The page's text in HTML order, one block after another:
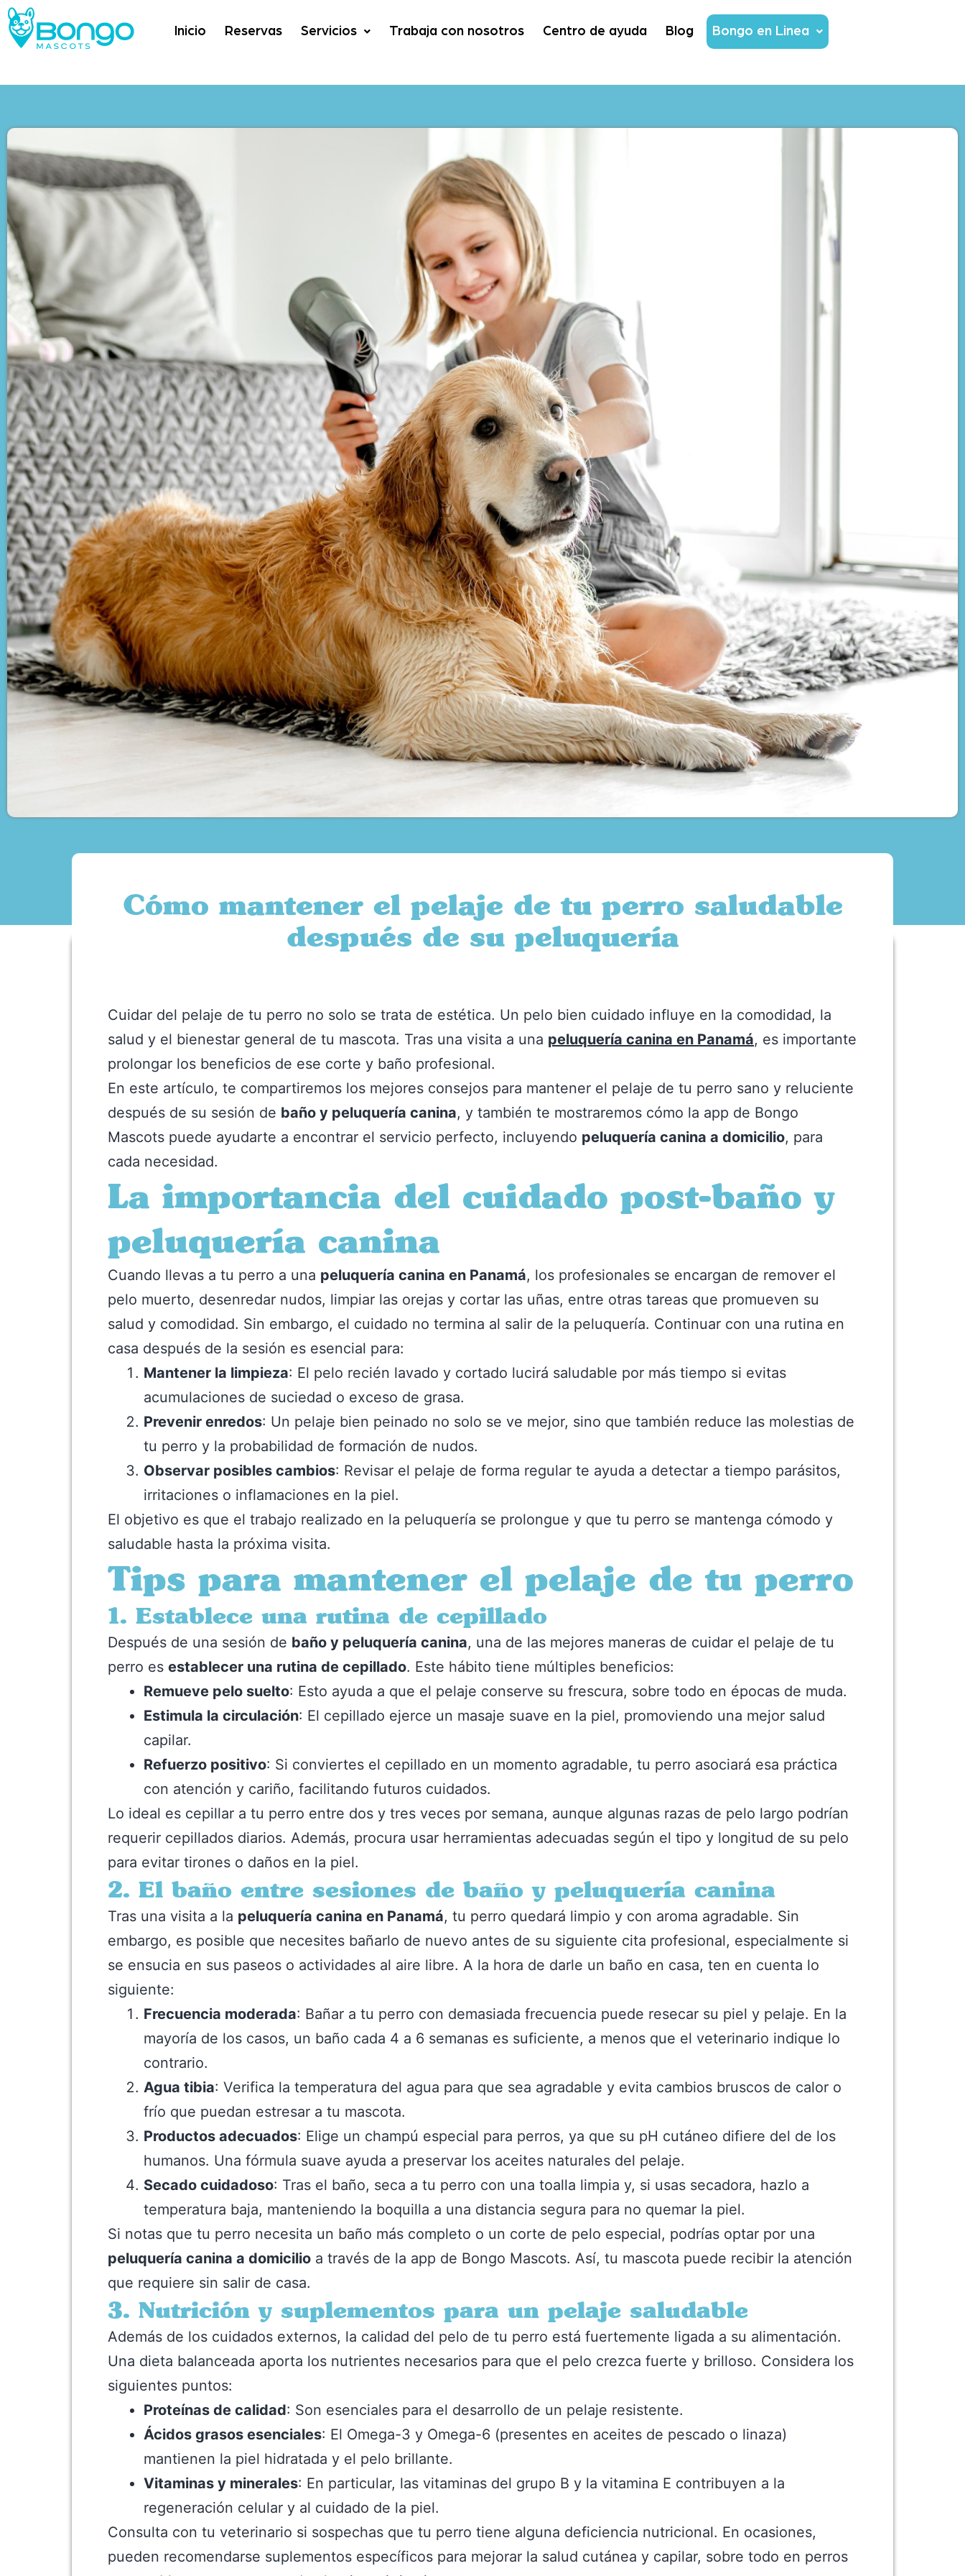
Inicio Reservas Servicios Trabaja con nosotros Centro de ayuda Blog Bongo en Linea
Cómo mantener el pelaje de tu perro saludable
después de su peluquería
Cuidar del pelaje de tu perro no solo se trata de estética. Un pelo bien cuidado influye en la comodidad, la
salud y el bienestar general de tu mascota. Tras una visita a una peluquería canina en Panamá, es importante
prolongar los beneficios de ese corte y baño profesional.
En este artículo, te compartiremos los mejores consejos para mantener el pelaje de tu perro sano y reluciente
después de su sesión de baño y peluquería canina, y también te mostraremos cómo la app de Bongo
Mascots puede ayudarte a encontrar el servicio perfecto, incluyendo peluquería canina a domicilio, para
cada necesidad.
La importancia del cuidado post-baño y
peluquería canina
Cuando llevas a tu perro a una peluquería canina en Panamá, los profesionales se encargan de remover el
pelo muerto, desenredar nudos, limpiar las orejas y cortar las uñas, entre otras tareas que promueven su
salud y comodidad. Sin embargo, el cuidado no termina al salir de la peluquería. Continuar con una rutina en
casa después de la sesión es esencial para:
Mantener la limpieza: El pelo recién lavado y cortado lucirá saludable por más tiempo si evitas
acumulaciones de suciedad o exceso de grasa.
Prevenir enredos: Un pelaje bien peinado no solo se ve mejor, sino que también reduce las molestias de
tu perro y la probabilidad de formación de nudos.
Observar posibles cambios: Revisar el pelaje de forma regular te ayuda a detectar a tiempo parásitos,
irritaciones o inflamaciones en la piel.
El objetivo es que el trabajo realizado en la peluquería se prolongue y que tu perro se mantenga cómodo y
saludable hasta la próxima visita.
Tips para mantener el pelaje de tu perro
1. Establece una rutina de cepillado
Después de una sesión de baño y peluquería canina, una de las mejores maneras de cuidar el pelaje de tu
perro es establecer una rutina de cepillado. Este hábito tiene múltiples beneficios:
Remueve pelo suelto: Esto ayuda a que el pelaje conserve su frescura, sobre todo en épocas de muda.
Estimula la circulación: El cepillado ejerce un masaje suave en la piel, promoviendo una mejor salud
capilar.
Refuerzo positivo: Si conviertes el cepillado en un momento agradable, tu perro asociará esa práctica
con atención y cariño, facilitando futuros cuidados.
Lo ideal es cepillar a tu perro entre dos y tres veces por semana, aunque algunas razas de pelo largo podrían
requerir cepillados diarios. Además, procura usar herramientas adecuadas según el tipo y longitud de su pelo
para evitar tirones o daños en la piel.
2. El baño entre sesiones de baño y peluquería canina
Tras una visita a la peluquería canina en Panamá, tu perro quedará limpio y con aroma agradable. Sin
embargo, es posible que necesites bañarlo de nuevo antes de su siguiente cita profesional, especialmente si
se ensucia en sus paseos o actividades al aire libre. A la hora de darle un baño en casa, ten en cuenta lo
siguiente:
Frecuencia moderada: Bañar a tu perro con demasiada frecuencia puede resecar su piel y pelaje. En la
mayoría de los casos, un baño cada 4 a 6 semanas es suficiente, a menos que el veterinario indique lo
contrario.
Agua tibia: Verifica la temperatura del agua para que sea agradable y evita cambios bruscos de calor o
frío que puedan estresar a tu mascota.
Productos adecuados: Elige un champú especial para perros, ya que su pH cutáneo difiere del de los
humanos. Una fórmula suave ayuda a preservar los aceites naturales del pelaje.
Secado cuidadoso: Tras el baño, seca a tu perro con una toalla limpia y, si usas secadora, hazlo a
temperatura baja, manteniendo la boquilla a una distancia segura para no quemar la piel.
Si notas que tu perro necesita un baño más completo o un corte de pelo especial, podrías optar por una
peluquería canina a domicilio a través de la app de Bongo Mascots. Así, tu mascota puede recibir la atención
que requiere sin salir de casa.
3. Nutrición y suplementos para un pelaje saludable
Además de los cuidados externos, la calidad del pelo de tu perro está fuertemente ligada a su alimentación.
Una dieta balanceada aporta los nutrientes necesarios para que el pelo crezca fuerte y brilloso. Considera los
siguientes puntos:
Proteínas de calidad: Son esenciales para el desarrollo de un pelaje resistente.
Ácidos grasos esenciales: El Omega-3 y Omega-6 (presentes en aceites de pescado o linaza)
mantienen la piel hidratada y el pelo brillante.
Vitaminas y minerales: En particular, las vitaminas del grupo B y la vitamina E contribuyen a la
regeneración celular y al cuidado de la piel.
Consulta con tu veterinario si sospechas que tu perro tiene alguna deficiencia nutricional. En ocasiones,
pueden recomendarse suplementos específicos para mejorar la salud cutánea y capilar, sobre todo en perros